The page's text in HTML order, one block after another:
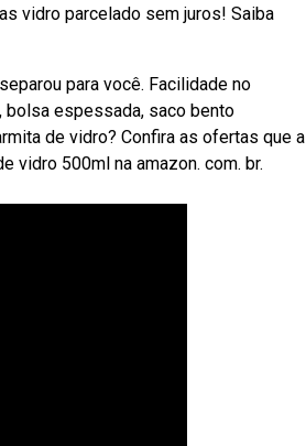
vidro parcelado sem juros! Saiba
para você. Facilidade no
bolsa espessada, saco bento
de vidro? Confira as ofertas que a
vidro 500ml na amazon. com. br.